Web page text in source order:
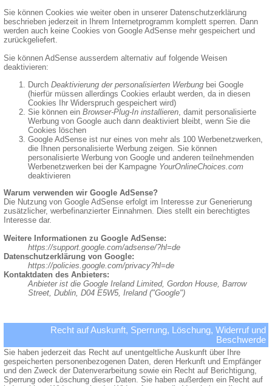
Sie können Cookies wie weiter oben in unserer Datenschutzerklärung
beschrieben jederzeit in Ihrem Internetprogramm komplett sperren. Dann
werden auch keine Cookies von Google AdSense mehr gespeichert und
zurückgeliefert.
Sie können AdSense ausserdem alternativ auf folgende Weisen
deaktivieren:
Durch Deaktivierung der personalisierten Werbung bei Google
(hierfür müssen allerdings Cookies erlaubt werden, da in diesen
Cookies Ihr Widerspruch gespeichert wird)
Sie können ein Browser-Plug-In installieren , damit personalisierte
Werbung von Google auch dann deaktiviert bleibt, wenn Sie die
Cookies löschen
Google AdSense ist nur eines von mehr als 100 Werbenetzwerken,
die Ihnen personalisierte Werbung zeigen. Sie können
personalisierte Werbung von Google und anderen teilnehmenden
Werbenetzwerken bei der Kampagne YourOnlineChoices.com
deaktivieren
Warum verwenden wir Google AdSense?
Die Nutzung von Google AdSense erfolgt im Interesse zur Generierung
zusätzlicher, werbefinanzierter Einnahmen. Dies stellt ein berechtigtes
Interesse dar.
Weitere Informationen zu Google AdSense:
https://support.google.com/adsense/?hl=de
Datenschutzerklärung von Google:
https://policies.google.com/privacy?hl=de
Kontaktdaten des Anbieters:
Anbieter ist die Google Ireland Limited, Gordon House, Barrow
Street, Dublin, D04 E5W5, Ireland ("Google")
Recht auf Auskunft, Sperrung, Löschung, Widerruf und
Beschwerde
Sie haben jederzeit das Recht auf unentgeltliche Auskunft über Ihre
gespeicherten personenbezogenen Daten, deren Herkunft und Empfänger
und den Zweck der Datenverarbeitung sowie ein Recht auf Berichtigung,
Sperrung oder Löschung dieser Daten. Sie haben außerdem ein Recht auf